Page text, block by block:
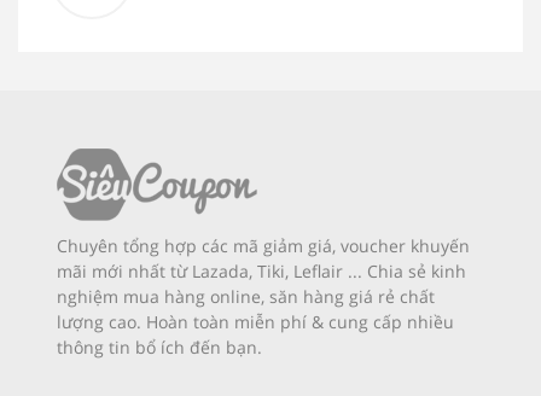
Chuyên tổng hợp các mã giảm giá, voucher khuyến
mãi mới nhất từ Lazada, Tiki, Leflair ... Chia sẻ kinh
nghiệm mua hàng online, săn hàng giá rẻ chất
lượng cao. Hoàn toàn miễn phí & cung cấp nhiều
thông tin bổ ích đến bạn.